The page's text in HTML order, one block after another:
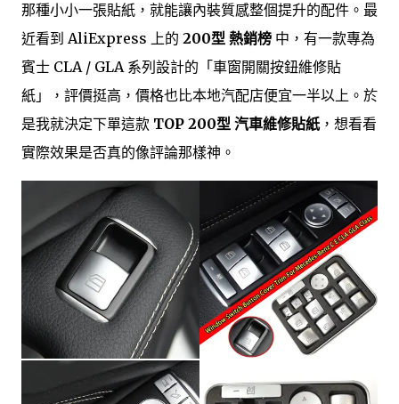
那種小小一張貼紙，就能讓內裝質感整個提升的配件。最
近看到 AliExpress 上的 200型 熱銷榜 中，有一款專為
賓士 CLA / GLA 系列設計的「車窗開關按鈕維修貼
紙」，評價挺高，價格也比本地汽配店便宜一半以上。於
是我就決定下單這款 TOP 200型 汽車維修貼紙，想看看
實際效果是否真的像評論那樣神。